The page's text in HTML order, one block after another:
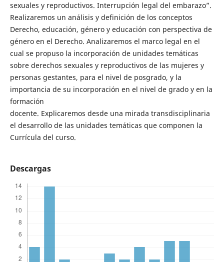
sexuales y reproductivos. Interrupción legal del embarazo”.
Realizaremos un análisis y definición de los conceptos
Derecho, educación, género y educación con perspectiva de
género en el Derecho. Analizaremos el marco legal en el
cual se propuso la incorporación de unidades temáticas
sobre derechos sexuales y reproductivos de las mujeres y
personas gestantes, para el nivel de posgrado, y la
importancia de su incorporación en el nivel de grado y en la
formación
docente. Explicaremos desde una mirada transdisciplinaria
el desarrollo de las unidades temáticas que componen la
Currícula del curso.
Descargas